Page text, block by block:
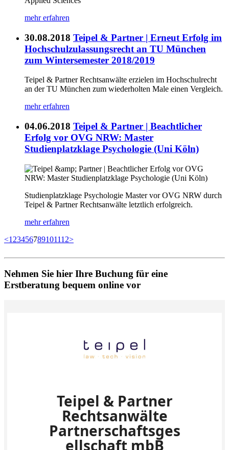
mehr erfahren
30.08.2018 Teipel & Partner | Erneut Erfolg im
Hochschulzulassungsrecht an TU München
zum Wintersemester 2018/2019
Teipel & Partner Rechtsanwälte erzielen im Hochschulrecht
an der TU München zum wiederholten Male einen Vergleich.
mehr erfahren
04.06.2018 Teipel & Partner | Beachtlicher
Erfolg vor OVG NRW: Master
Studienplatzklage Psychologie (Uni Köln)
Studienplatzklage Psychologie Master vor OVG NRW durch
Teipel & Partner Rechtsanwälte letztlich erfolgreich.
mehr erfahren
<1 23456789101112>
Nehmen Sie hier Ihre Buchung für eine
Erstberatung bequem online vor